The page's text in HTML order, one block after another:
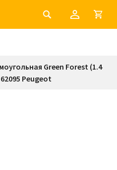
Green Forest (1.4
Peugeot